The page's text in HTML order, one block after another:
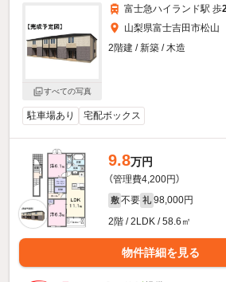
すべての写真
富士急ハイランド駅 歩
山梨県富士吉田市松山
2階建 / 新築 / 木造
駐車場あり 宅配ボックス
9.8万円
（管理費4,200円）
敷 不要 礼 98,000円
2階 / 2LDK / 58.6㎡
物件詳細を見る